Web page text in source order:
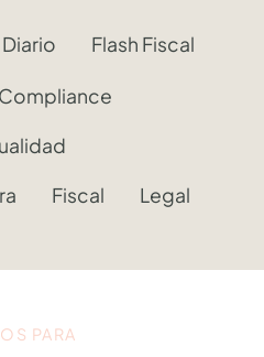
Flash Fiscal
Fiscal Legal
PARA